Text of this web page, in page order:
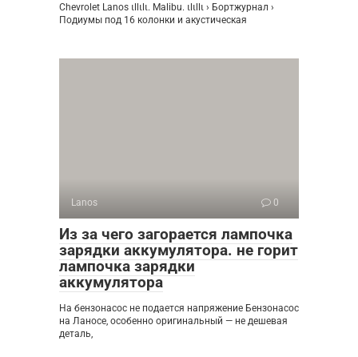
Chevrolet Lanos ιllιlι. Malibu. ιlιllι › Бортжурнал ›
Подиумы под 16 колонки и акустическая
Lanos 0
Из за чего загорается лампочка
зарядки аккумулятора. не горит
лампочка зарядки
аккумулятора
На бензонасос не подается напряжение Бензонасос
на Ланосе, особенно оригинальный — не дешевая
деталь,